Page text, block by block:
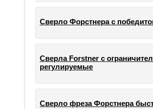
Сверло Форстнера с
Сверла Forstner с
регулируемые
Сверло фреза Форстнера